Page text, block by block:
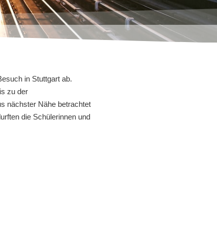
in Stuttgart ab.
zu der
nächster Nähe betrachtet
die Schülerinnen und